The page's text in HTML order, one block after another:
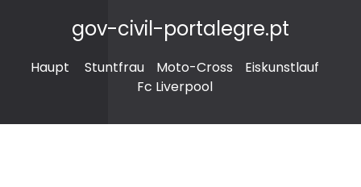
gov-civil-portalegre.pt
Haupt Stuntfrau Moto-Cross
Eiskunstlauf
Fc Liverpool